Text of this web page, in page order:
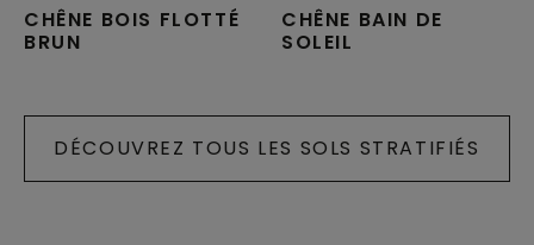
CHÊNE BOIS FLOTTÉ
BRUN
CHÊNE BAIN DE
SOLEIL
DÉCOUVREZ TOUS LES SOLS STRATIFIÉS